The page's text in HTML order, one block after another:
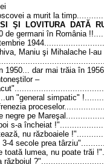
a murit la
ŞI LOVITURA DATĂ
de germani în România
Maniu şi Mihalache l-au
1950... dar mai trăia în
–
"general simpatic"
negre pe
s-a încheiat
nu războaiele
4 secole prea
toată lumea, nu poate trăi
războiul